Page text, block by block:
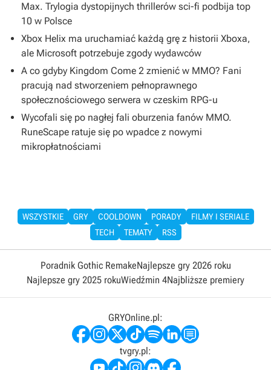
Max. Trylogia dystopijnych thrillerów sci-fi podbija top
10 w Polsce
Xbox Helix ma uruchamiać każdą grę z historii Xboxa,
ale Microsoft potrzebuje zgody wydawców
A co gdyby Kingdom Come 2 zmienić w MMO? Fani
pracują nad stworzeniem pełnoprawnego
społecznościowego serwera w czeskim RPG-u
Wycofali się po nagłej fali oburzenia fanów MMO.
RuneScape ratuje się po wpadce z nowymi
mikropłatnościami
WSZYSTKIE GRY COOLDOWN PORADY
FILMY I SERIALE
TECH
TEMATY RSS
Poradnik Gothic RemakeNajlepsze gry 2026 roku
Najlepsze gry 2025 rokuWiedźmin 4Najbliższe premiery
GRYOnline.pl:
tvgry.pl: